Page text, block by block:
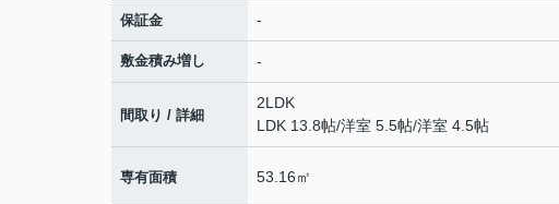
保証金 -
敷金積み増し -
間取り / 詳細
2LDK
LDK 13.8帖/洋室 5.5帖/洋室 4.5帖
専有面積 53.16㎡